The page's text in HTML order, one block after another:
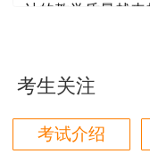
二、补考人员
（一）补考
站的教学质量越
用户m9****66
对本次课程购买
们网站教学质量
考生关注
考试介绍